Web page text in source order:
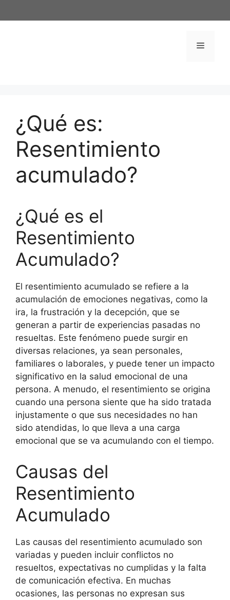
al
Menú
¿Qué es:
Resentimiento
acumulado?
¿Qué es el
Resentimiento
Acumulado?
El resentimiento acumulado se refiere a la
acumulación de emociones negativas, como la
ira, la frustración y la decepción, que se
generan a partir de experiencias pasadas no
resueltas. Este fenómeno puede surgir en
diversas relaciones, ya sean personales,
familiares o laborales, y puede tener un impacto
significativo en la salud emocional de una
persona. A menudo, el resentimiento se origina
cuando una persona siente que ha sido tratada
injustamente o que sus necesidades no han
sido atendidas, lo que lleva a una carga
emocional que se va acumulando con el tiempo.
Causas del
Resentimiento
Acumulado
Las causas del resentimiento acumulado son
variadas y pueden incluir conflictos no
resueltos, expectativas no cumplidas y la falta
de comunicación efectiva. En muchas
ocasiones, las personas no expresan sus